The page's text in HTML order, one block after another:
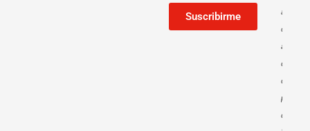
Suscribirme
con
dentro
del
de